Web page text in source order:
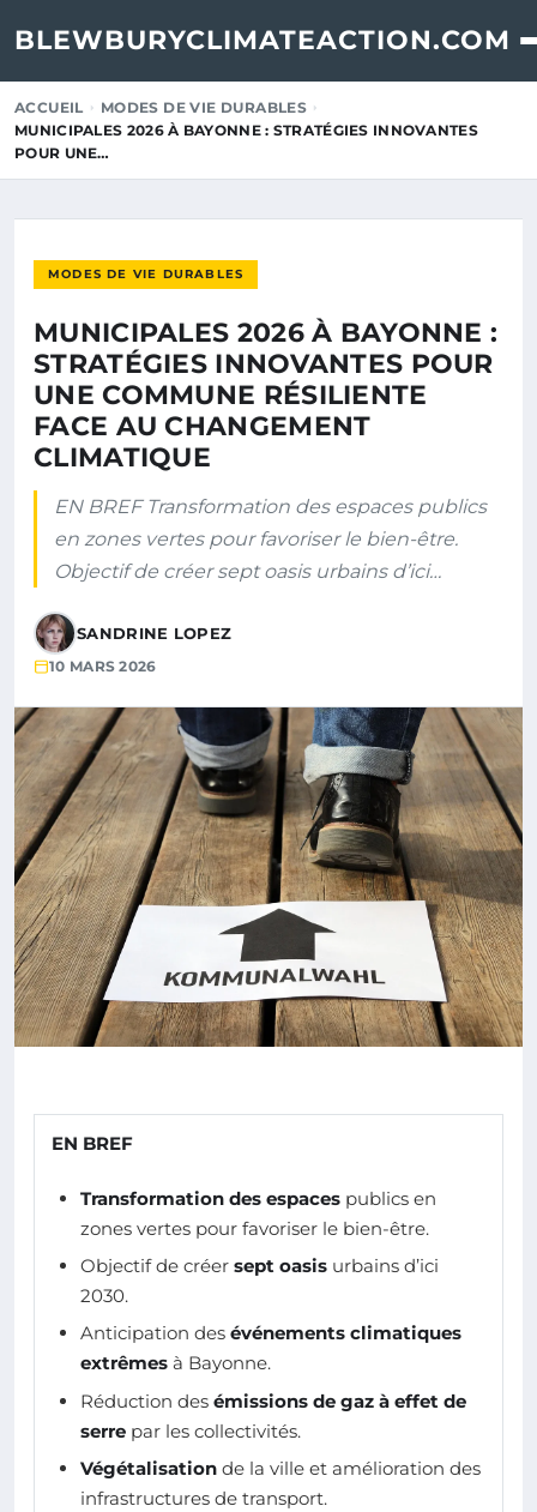
BLEWBURYCLIMATEACTION.COM
ACCUEIL
MODES DE VIE DURABLES
MUNICIPALES 2026 À BAYONNE : STRATÉGIES INNOVANTES
POUR UNE…
MODES DE VIE DURABLES
MUNICIPALES 2026 À BAYONNE :
STRATÉGIES INNOVANTES POUR
UNE COMMUNE RÉSILIENTE
FACE AU CHANGEMENT
CLIMATIQUE
EN BREF Transformation des espaces publics
en zones vertes pour favoriser le bien-être.
Objectif de créer sept oasis urbains d’ici…
SANDRINE LOPEZ
10 MARS 2026
EN BREF
Transformation des espaces publics en
zones vertes pour favoriser le bien-être.
Objectif de créer sept oasis urbains d’ici
2030.
Anticipation des événements climatiques
extrêmes à Bayonne.
Réduction des émissions de gaz à effet de
serre par les collectivités.
Végétalisation de la ville et amélioration des
infrastructures de transport.